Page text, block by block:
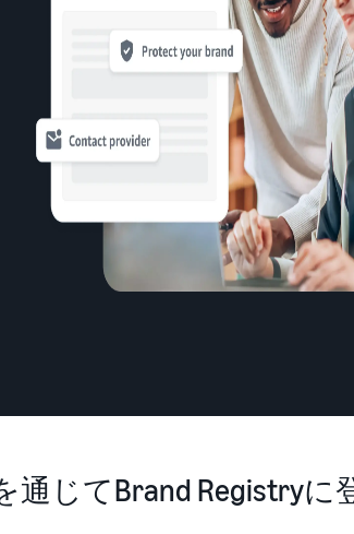
通じてBrand Registryに